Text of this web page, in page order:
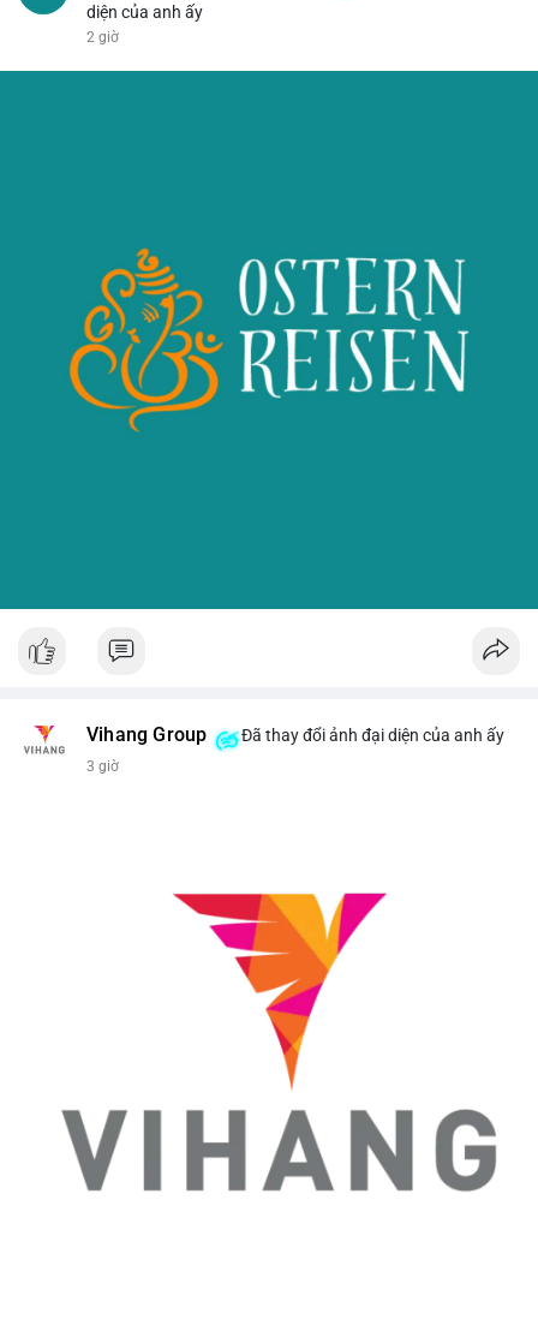
diện của anh ấy
2 giờ
Vihang Group Đã thay đổi ảnh đại diện của anh ấy
3 giờ